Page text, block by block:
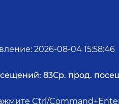
: 2026-08-04 15:58:46
83Ср. прод.
Ctrl/